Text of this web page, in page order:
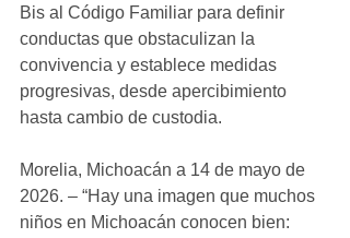
Bis al Código Familiar para definir
conductas que obstaculizan la
convivencia y establece medidas
progresivas, desde apercibimiento
hasta cambio de custodia.
Morelia, Michoacán a 14 de mayo de
2026. – “Hay una imagen que muchos
niños en Michoacán conocen bien: